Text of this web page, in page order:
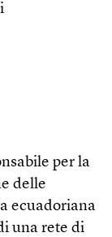
per la
delle
ecuadoriana
una rete di